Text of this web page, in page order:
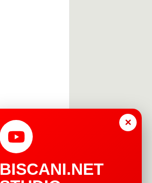
×
BISCANI.NET